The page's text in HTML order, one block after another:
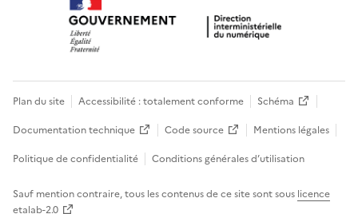
Plan du site Accessibilité : totalement conforme
Schéma
Documentation technique
Code source
Mentions légales
Politique de confidentialité
Conditions générales d’utilisation
Sauf mention contraire, tous les contenus de ce site sont sous licence
etalab-2.0